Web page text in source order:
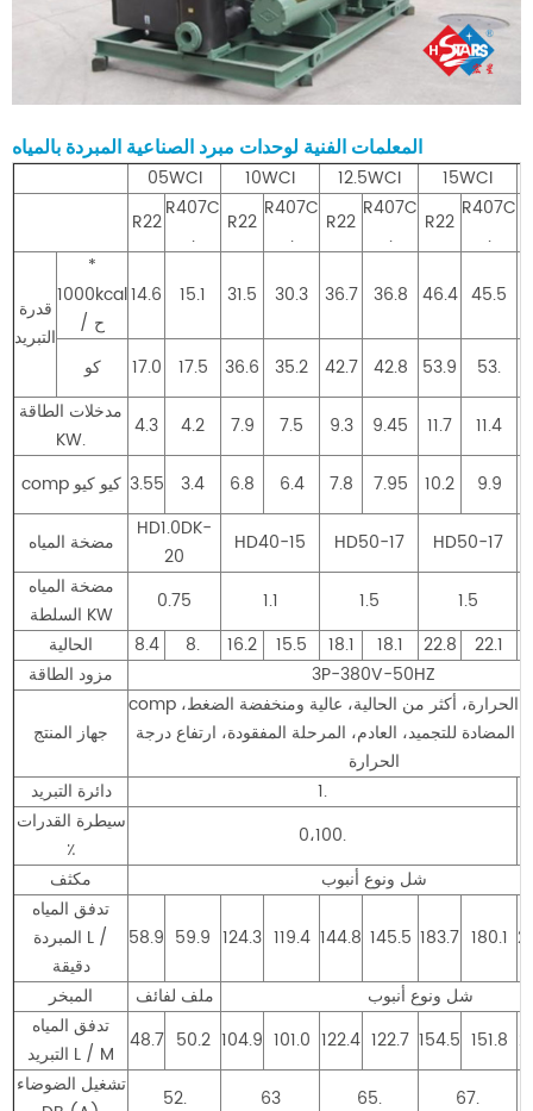
المعلمات الفنية لوحدات مبرد الصناعية المبردة بالمياه
05WCI 10WCI 12.5WCI
15WCI
R22
R407C
.
R22
R407C
.
R22
R407C
.
R22
R407C
.
قدرة
التبريد
*
1000kcal
/ ح
14.6 15.1 31.5 30.3 36.7 36.8 46.4 45.5
كو 17.0 17.5 36.6 35.2 42.7 42.8 53.9 53.
مدخلات الطاقة
KW.
4.3 4.2 7.9 7.5 9.3 9.45 11.7 11.4
comp كيو كيو 3.55 3.4 6.8 6.4 7.8 7.95 10.2 9.9
مضخة المياه
HD1.0DK-
20
HD40-15 HD50-17
HD50-17
مضخة المياه
السلطة KW
0.75 1.1 1.5
1.5
الحالية
8.4 8. 16.2 15.5 18.1 18.1 22.8 22.1
مزود الطاقة
3P-380V-50HZ
جهاز المنتج
comp أكثر من درجة الحرارة، أكثر من الحالية، عالية ومنخفضة الضغط،
المضادة للتجميد، العادم، المرحلة المفقودة، ارتفاع درجة
الحرارة
دائرة التبريد
1.
سيطرة القدرات
٪
0،100.
مكثف
شل ونوع أنبوب
تدفق المياه
المبردة L /
دقيقة
58.9 59.9 124.3 119.4 144.8 145.5 183.7 180.1
المبخر ملف لفائف
شل ونوع أنبوب
تدفق المياه
التبريد L / M
48.7 50.2 104.9 101.0 122.4 122.7 154.5 151.8
تشغيل الضوضاء
52. 63 65. 67.